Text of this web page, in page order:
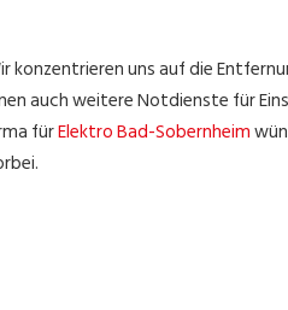
konzentrieren uns auf die
auch weitere Notdienste für
fürElektro Bad-Sobernheim